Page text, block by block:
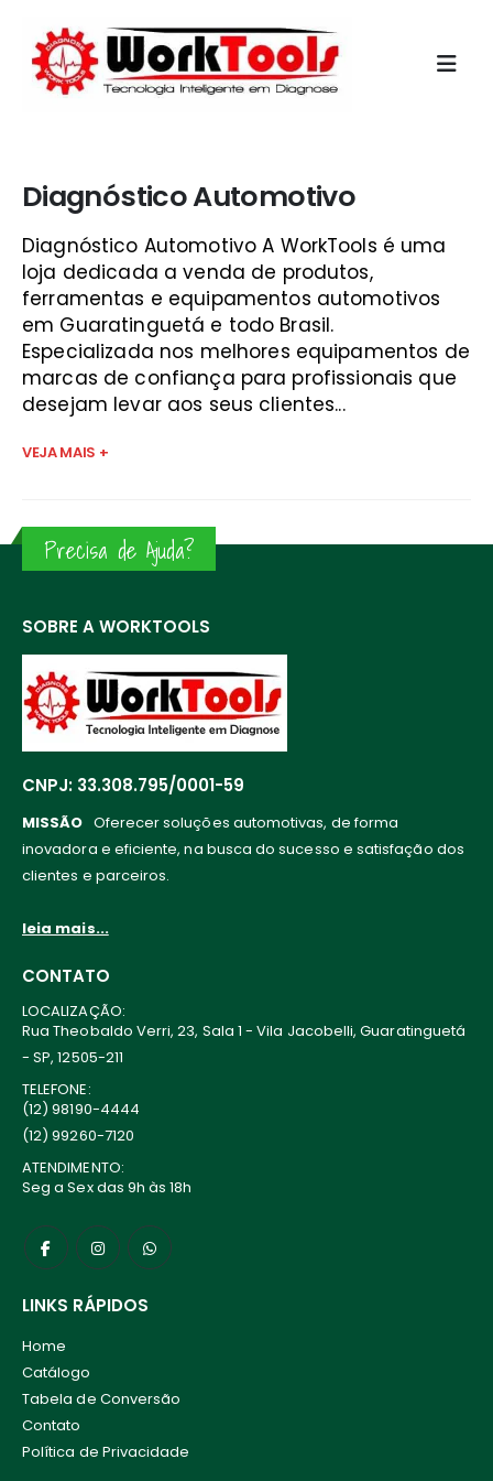
Diagnóstico Automotivo
Diagnóstico Automotivo A WorkTools é uma
loja dedicada a venda de produtos,
ferramentas e equipamentos automotivos
em Guaratinguetá e todo Brasil.
Especializada nos melhores equipamentos de
marcas de confiança para profissionais que
desejam levar aos seus clientes...
VEJA MAIS +
Precisa de Ajuda?
SOBRE A WORKTOOLS
CNPJ: 33.308.795/0001-59
MISSÃO Oferecer soluções automotivas, de forma
inovadora e eficiente, na busca do sucesso e satisfação dos
clientes e parceiros.
leia mais...
CONTATO
LOCALIZAÇÃO:
Rua Theobaldo Verri, 23, Sala 1 - Vila Jacobelli, Guaratinguetá
- SP, 12505-211
TELEFONE:
(12) 98190-4444
(12) 99260-7120
ATENDIMENTO:
Seg a Sex das 9h às 18h
LINKS RÁPIDOS
Home
Catálogo
Tabela de Conversão
Contato
Política de Privacidade